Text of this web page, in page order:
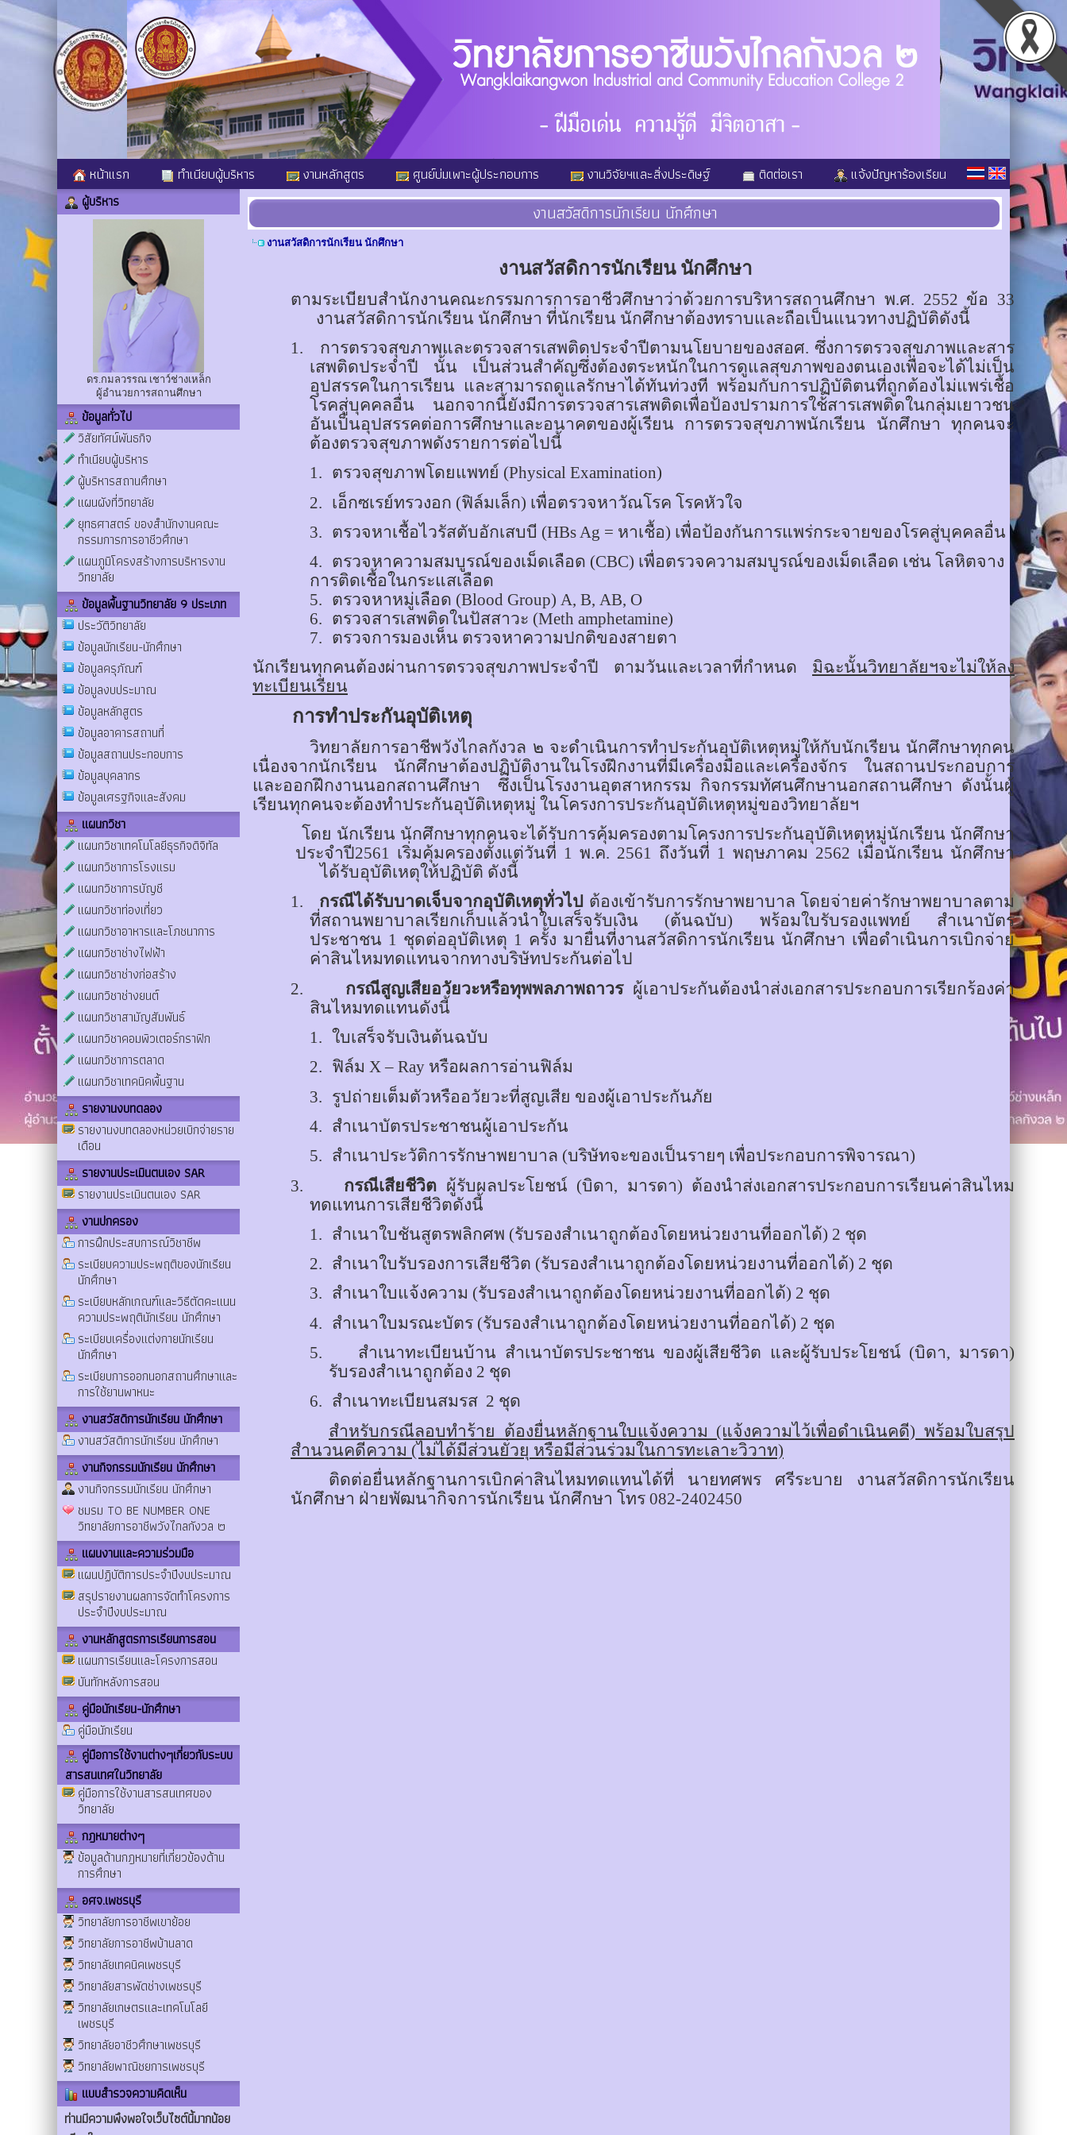
หน้าแรก ทำเนียบผู้บริหาร งานหลักสูตร ศูนย์บ่มเพาะผู้ประกอบการ งานวิจัยฯและสิ่งประดิษฐ์ ติดต่อเรา แจ้งปัญหาร้องเรียน
ผู้บริหาร
ดร.กมลวรรณ เชาว์ช่างเหล็ก
ผู้อำนวยการสถานศึกษา
ข้อมูลทั่วไป
วิสัยทัศน์พันธกิจ
ทำเนียบผู้บริหาร
ผู้บริหารสถานศึกษา
แผนผังที่วิทยาลัย
ยุทธศาสตร์ ของสำนักงานคณะ
กรรมการการอาชีวศึกษา
แผนภูมิโครงสร้างการบริหารงาน
วิทยาลัย
ข้อมูลพื้นฐานวิทยาลัย 9 ประเภท
ประวัติวิทยาลัย
ข้อมูลนักเรียน-นักศึกษา
ข้อมูลครุภัณฑ์
ข้อมูลงบประมาณ
ข้อมูลหลักสูตร
ข้อมูลอาคารสถานที่
ข้อมูลสถานประกอบการ
ข้อมูลบุคลากร
ข้อมูลเศรฐกิจและสังคม
แผนกวิชา
แผนกวิชาเทคโนโลยีธุรกิจดิจิทัล
แผนกวิชาการโรงแรม
แผนกวิชาการบัญชี
แผนกวิชาท่องเที่ยว
แผนกวิชาอาหารและโภชนาการ
แผนกวิชาช่างไฟฟ้า
แผนกวิชาช่างก่อสร้าง
แผนกวิชาช่างยนต์
แผนกวิชาสามัญสัมพันธ์
แผนกวิชาคอมพิวเตอร์กราฟิก
แผนกวิชาการตลาด
แผนกวิชาเทคนิคพื้นฐาน
รายงานงบทดลอง
รายงานงบทดลองหน่วยเบิกจ่ายราย
เดือน
รายงานประเมินตนเอง SAR
รายงานประเมินตนเอง SAR
งานปกครอง
การฝึกประสบการณ์วิชาชีพ
ระเบียบความประพฤติของนักเรียน
นักศึกษา
ระเบียบหลักเกณฑ์และวิธีตัดคะแนน
ความประพฤตินักเรียน นักศึกษา
ระเบียบเครื่องแต่งกายนักเรียน
นักศึกษา
ระเบียบการออกนอกสถานศึกษาและ
การใช้ยานพาหนะ
งานสวัสดิการนักเรียน นักศึกษา
งานสวัสดิการนักเรียน นักศึกษา
งานกิจกรรมนักเรียน นักศึกษา
งานกิจกรรมนักเรียน นักศึกษา
ชมรม TO BE NUMBER ONE
วิทยาลัยการอาชีพวังไกลกังวล ๒
แผนงานและความร่วมมือ
แผนปฏิบัติการประจำปีงบประมาณ
สรุปรายงานผลการจัดทำโครงการ
ประจำปีงบประมาณ
งานหลักสูตรการเรียนการสอน
แผนการเรียนและโครงการสอน
บันทักหลังการสอน
คู่มือนักเรียน-นักศึกษา
คู่มือนักเรียน
คู่มือการใช้งานต่างๆเกี่ยวกับระบบ
สารสนเทศในวิทยาลัย
คู่มือการใช้งานสารสนเทศของ
วิทยาลัย
กฎหมายต่างๆ
ข้อมูลด้านกฎหมายที่เกี่ยวข้องด้าน
การศึกษา
อศจ.เพชรบุรี
วิทยาลัยการอาชีพเขาย้อย
วิทยาลัยการอาชีพบ้านลาด
วิทยาลัยเทคนิคเพชรบุรี
วิทยาลัยสารพัดช่างเพชรบุรี
วิทยาลัยเกษตรและเทคโนโลยี
เพชรบุรี
วิทยาลัยอาชีวศึกษาเพชรบุรี
วิทยาลัยพาณิชยการเพชรบุรี
แบบสำรวจความคิดเห็น
ท่านมีความพึงพอใจเว็บไซต์นี้มากน้อย
งานสวัสดิการนักเรียน นักศึกษา
งานสวัสดิการนักเรียน นักศึกษา
งานสวัสดิการนักเรียน นักศึกษา
ตามระเบียบสำนักงานคณะกรรมการการอาชีวศึกษาว่าด้วยการบริหารสถานศึกษา พ.ศ. 2552 ข้อ 33
งานสวัสดิการนักเรียน นักศึกษา ที่นักเรียน นักศึกษาต้องทราบและถือเป็นแนวทางปฏิบัติดังนี้
1.
การตรวจสุขภาพและตรวจสารเสพติดประจำปีตามนโยบายของสอศ. ซึ่งการตรวจสุขภาพและสาร
เสพติดประจำปี นั้น เป็นส่วนสำคัญซึ่งต้องตระหนักในการดูแลสุขภาพของตนเองเพื่อจะได้ไม่เป็น
อุปสรรคในการเรียน และสามารถดูแลรักษาได้ทันท่วงที พร้อมกับการปฏิบัติตนที่ถูกต้องไม่แพร่เชื้อ
โรคสู่บุคคลอื่น นอกจากนี้ยังมีการตรวจสารเสพติดเพื่อป้องปรามการใช้สารเสพติดในกลุ่มเยาวชน
อันเป็นอุปสรรคต่อการศึกษาและอนาคตของผู้เรียน การตรวจสุขภาพนักเรียน นักศึกษา ทุกคนจะ
ต้องตรวจสุขภาพดังรายการต่อไปนี้
1. ตรวจสุขภาพโดยแพทย์ (Physical Examination)
2. เอ็กซเรย์ทรวงอก (ฟิล์มเล็ก) เพื่อตรวจหาวัณโรค โรคหัวใจ
3. ตรวจหาเชื้อไวรัสตับอักเสบบี (HBs Ag = หาเชื้อ) เพื่อป้องกันการแพร่กระจายของโรคสู่บุคคลอื่น
4. ตรวจหาความสมบูรณ์ของเม็ดเลือด (CBC) เพื่อตรวจความสมบูรณ์ของเม็ดเลือด เช่น โลหิตจาง
การติดเชื้อในกระแสเลือด
5. ตรวจหาหมู่เลือด (Blood Group) A, B, AB, O
6. ตรวจสารเสพติดในปัสสาวะ (Meth amphetamine)
7. ตรวจการมองเห็น ตรวจหาความปกติของสายตา
นักเรียนทุกคนต้องผ่านการตรวจสุขภาพประจำปี ตามวันและเวลาที่กำหนด มิฉะนั้นวิทยาลัยฯจะไม่ให้ลง
ทะเบียนเรียน
การทำประกันอุบัติเหตุ
วิทยาลัยการอาชีพวังไกลกังวล ๒ จะดำเนินการทำประกันอุบัติเหตุหมู่ให้กับนักเรียน นักศึกษาทุกคน
เนื่องจากนักเรียน นักศึกษาต้องปฏิบัติงานในโรงฝึกงานที่มีเครื่องมือและเครื่องจักร ในสถานประกอบการ
และออกฝึกงานนอกสถานศึกษา
ซึ่งเป็นโรงงานอุตสาหกรรม กิจกรรมทัศนศึกษานอกสถานศึกษา ดังนั้นผู้
เรียนทุกคนจะต้องทำประกันอุบัติเหตุหมู่ ในโครงการประกันอุบัติเหตุหมู่ของวิทยาลัยฯ
โดย นักเรียน นักศึกษาทุกคนจะได้รับการคุ้มครองตามโครงการประกันอุบัติเหตุหมู่นักเรียน นักศึกษา
ประจำปี2561 เริ่มคุ้มครองตั้งแต่วันที่ 1 พ.ค. 2561 ถึงวันที่ 1 พฤษภาคม 2562 เมื่อนักเรียน นักศึกษา
ได้รับอุบัติเหตุให้ปฏิบัติ ดังนี้
1.
กรณีได้รับบาดเจ็บจากอุบัติเหตุทั่วไป ต้องเข้ารับการรักษาพยาบาล โดยจ่ายค่ารักษาพยาบาลตาม
ที่สถานพยาบาลเรียกเก็บแล้วนำใบเสร็จรับเงิน (ต้นฉบับ) พร้อมใบรับรองแพทย์ สำเนาบัตร
ประชาชน 1 ชุดต่ออุบัติเหตุ 1 ครั้ง มายื่นที่งานสวัสดิการนักเรียน นักศึกษา เพื่อดำเนินการเบิกจ่าย
ค่าสินไหมทดแทนจากทางบริษัทประกันต่อไป
2.
กรณีสูญเสียอวัยวะหรือทุพพลภาพถาวรผู้เอาประกันต้องนำส่งเอกสารประกอบการเรียกร้องค่า
สินไหมทดแทนดังนี้
1. ใบเสร็จรับเงินต้นฉบับ
2. ฟิล์ม X – Ray หรือผลการอ่านฟิล์ม
3. รูปถ่ายเต็มตัวหรืออวัยวะที่สูญเสีย ของผู้เอาประกันภัย
4. สำเนาบัตรประชาชนผู้เอาประกัน
5. สำเนาประวัติการรักษาพยาบาล (บริษัทจะของเป็นรายๆ เพื่อประกอบการพิจารณา)
3.
กรณีเสียชีวิต ผู้รับผลประโยชน์ (บิดา, มารดา) ต้องนำส่งเอกสารประกอบการเรียนค่าสินไหม
ทดแทนการเสียชีวิตดังนี้
1. สำเนาใบชันสูตรพลิกศพ (รับรองสำเนาถูกต้องโดยหน่วยงานที่ออกได้) 2 ชุด
2. สำเนาใบรับรองการเสียชีวิต (รับรองสำเนาถูกต้องโดยหน่วยงานที่ออกได้) 2 ชุด
3. สำเนาใบแจ้งความ (รับรองสำเนาถูกต้องโดยหน่วยงานที่ออกได้) 2 ชุด
4. สำเนาใบมรณะบัตร (รับรองสำเนาถูกต้องโดยหน่วยงานที่ออกได้) 2 ชุด
5.
สำเนาทะเบียนบ้าน สำเนาบัตรประชาชน ของผู้เสียชีวิต และผู้รับประโยชน์ (บิดา, มารดา)
รับรองสำเนาถูกต้อง 2 ชุด
6. สำเนาทะเบียนสมรส 2 ชุด
สำหรับกรณีลอบทำร้าย ต้องยื่นหลักฐานใบแจ้งความ (แจ้งความไว้เพื่อดำเนินคดี) พร้อมใบสรุป
สำนวนคดีความ (ไม่ได้มีส่วนยั่วยุ หรือมีส่วนร่วมในการทะเลาะวิวาท)
ติดต่อยื่นหลักฐานการเบิกค่าสินไหมทดแทนได้ที่ นายทศพร ศรีระบาย งานสวัสดิการนักเรียน
นักศึกษา ฝ่ายพัฒนากิจการนักเรียน นักศึกษา โทร 082-2402450